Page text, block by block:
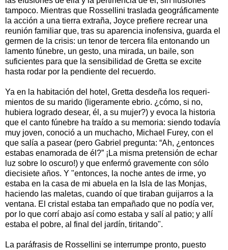
tampoco. Mientras que Rossellini traslada geográficamente
la acción a una tierra extraña, Joyce prefiere recrear una
reunión familiar que, tras su aparencia inofensiva, guarda el
germen de la crisis: un tenor de tercera fila entonando un
lamento fúnebre, un gesto, una mirada, un baile, son
suficientes para que la sensibilidad de Gretta se excite
hasta rodar por la pendiente del recuerdo.
Ya en la habitación del hotel, Gretta desdeña los requeri­
mientos de su marido (ligeramente ebrio. ¿cómo, si no,
hubiera logrado desear, él, a su mujer?) y evoca la historia
que el canto fúnebre ha traído a su memoria: siendo todavía
muy joven, conoció a un muchacho, Michael Furey, con el
que salía a pasear (pero Gabriel pregunta: “Ah, ¿entonces
estabas enamorada de él?” ¡La misma pretensión de echar
luz sobre lo oscuro!) y que enfermó gravemente con sólo
dieci­siete años. Y "entonces, la noche antes de irme, yo
estaba en la casa de mi abuela en la Isla de las Monjas,
haciendo las maletas, cuando oí que tiraban guijarros a la
ventana. El cristal estaba tan empañado que no podía ver,
por lo que corrí abajo así como estaba y salí al patio; y allí
estaba el pobre, al final del jardín, tiritando".
La paráfrasis de Rossellini se interrumpe pronto, puesto